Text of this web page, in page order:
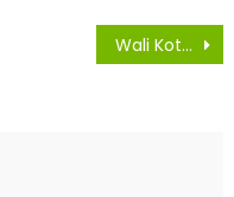
Wali Kota Medan Ingin Camat Punya Target Kerja yang Jelas